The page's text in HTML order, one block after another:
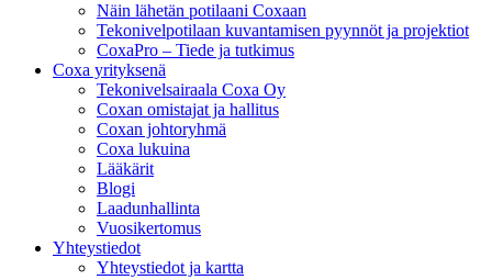
Näin lähetän potilaani Coxaan
Tekonivelpotilaan kuvantamisen pyynnöt ja projektiot
CoxaPro – Tiede ja tutkimus
Coxa yrityksenä
Tekonivelsairaala Coxa Oy
Coxan omistajat ja hallitus
Coxan johtoryhmä
Coxa lukuina
Lääkärit
Blogi
Laadunhallinta
Vuosikertomus
Yhteystiedot
Yhteystiedot ja kartta